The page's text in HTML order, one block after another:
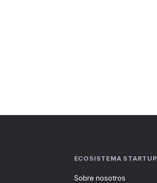
ECOSISTEMA STARTUP
Sobre nosotros